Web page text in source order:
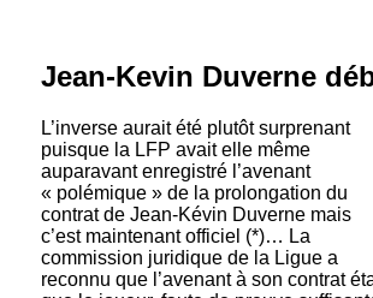
Jean-Kevin Duverne
L’inverse aurait été plutôt surprenant
puisque la LFP avait elle même
auparavant enregistré l’avenant
« polémique » de la prolongation du
contrat de Jean-Kévin Duverne mais
c’est maintenant officiel (*)… La
commission juridique de la Ligue a
reconnu que l’avenant à son contrat